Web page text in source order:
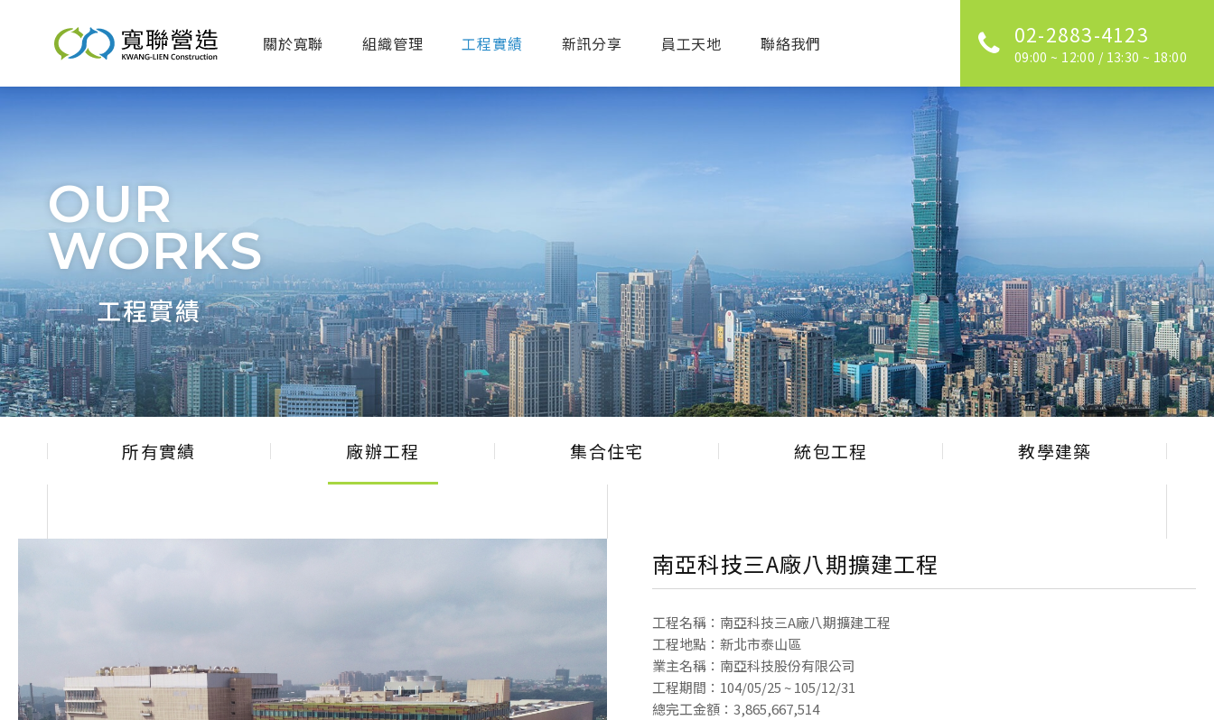
關於寬聯 組織管理 工程實績 新訊分享 員工天地 聯絡我們 02-2883-4123
09:00 ~ 12:00 / 13:30 ~ 18:00
OUR
WORKS
工程實績
所有實績 廠辦工程 集合住宅 統包工程 教學建築
南亞科技三A廠八期擴建工程
工程名稱：南亞科技三A廠八期擴建工程
工程地點：新北市泰山區
業主名稱：南亞科技股份有限公司
工程期間：104/05/25 ~ 105/12/31
總完工金額：3,865,667,514